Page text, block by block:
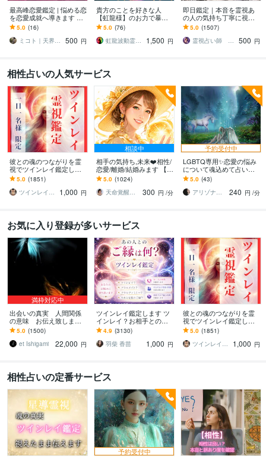
最高峰恋愛鑑定 | 悩める恋
を恋愛成就へ導きます 彼
の本音、不倫、復縁、出
会い、結婚、ツインレ
イ、恋愛全般
5.0 (16)
ミコト｜天界の調べを降ろす神韻靈術士
500 円
貴方のことを好きな人
【虹龍様】のお力で暴き
ます “貴方のことを好きな
人”の人物像・貴方への本
気度などを大暴露
5.0 (76)
虹龍波動霊視士 紫乃
1,500 円
即日鑑定｜本音を霊視あ
の人の気持ち丁寧に視ま
す 彼の本心が気になる今
に霊視で今の気配をお伝
えします
5.0 (1507)
霊視占い師 まる
500 円
相性占いの人気サービス
彼との魂のつながりを霊
視でツインレイ鑑定しま
す 気になる彼とつながる
ことができるのか鑑定し
ます
5.0 (1851)
ツインレイ縁結び専門鑑定士✢神結シオン✢
1,000 円
相談中
相手の気持ち,未来❤️相性/
恋愛/離婚/結婚みます 【恋
愛専門14年☪️】四柱推命×
タロットで現実的アドバ
イス✨
5.0 (1024)
天命覚醒✴️開運コンサルタント☪️まさこ
300 円 /分
予約受付中
LGBTQ専用✨恋愛の悩み
について魂込めて占いま
す LGBTについてアメリ
カで学んだ魂のタロット
鑑定士が占います
5.0 (43)
アリゾナ鑑定★Ayumi～愛結実
240 円 /分
お気に入り登録が多いサービス
満枠対応中
出会いの真実 人間関係
の意味 お伝え致します
恋愛、結婚、家族、魂の
約束。純粋な愛情の形を
心に刻んで生きる
5.0 (1500)
et Ishigami
22,000 円
ツインレイ鑑定します ツ
インレイ？お相手との魂
のつながりを知って前に
進みたい方
4.9 (3130)
羽柴 香苗
1,000 円
彼との魂のつながりを霊
視でツインレイ鑑定しま
す 気になる彼とつながる
ことができるのか鑑定し
ます
5.0 (1851)
ツインレイ縁結び専門鑑定士✢神結シオン✢
1,000 円
相性占いの定番サービス
予約受付中